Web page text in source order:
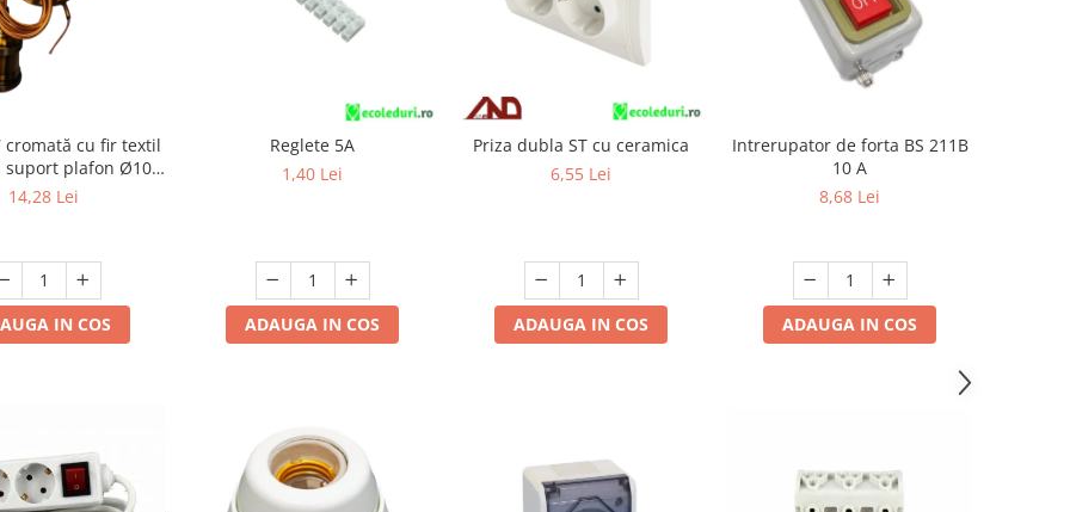
cromată cu fir textil
suport plafon Ø10
de montaj
14,28 Lei
IN COS
Reglete 5A
1,40 Lei
ADAUGA IN COS
Priza dubla ST cu ceramica
6,55 Lei
ADAUGA IN COS
Intrerupator de forta BS 211B
10 A
8,68 Lei
ADAUGA IN COS